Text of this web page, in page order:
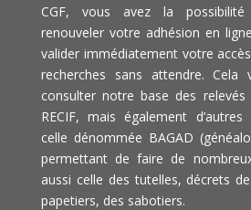
CGF, vous avez la
renouveler votre adhésion en
valider immédiatement votre
recherches sans attendre. Cela
consulter notre base des relevés
RECIF, mais également
celle dénommée BAGAD
permettant de faire de
aussi celle des tutelles, décrets
papetiers, des sabotiers.